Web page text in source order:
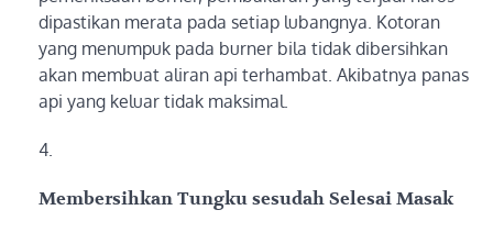
dipastikan merata pada setiap lubangnya. Kotoran
yang menumpuk pada burner bila tidak dibersihkan
akan membuat aliran api terhambat. Akibatnya panas
api yang keluar tidak maksimal.
Membersihkan Tungku sesudah Selesai Masak